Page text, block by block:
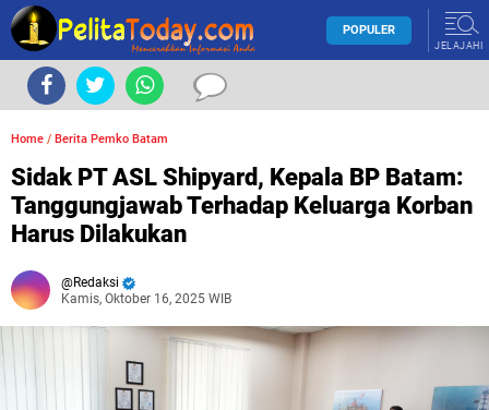
POPULER
JELAJAHI
Home / Berita Pemko Batam
Sidak PT ASL Shipyard, Kepala BP Batam:
Tanggungjawab Terhadap Keluarga Korban
Harus Dilakukan
Redaksi
Kamis, Oktober 16, 2025 WIB